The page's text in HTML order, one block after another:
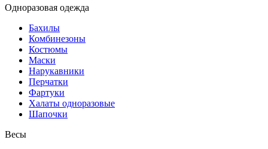
Одноразовая одежда
Бахилы
Комбинезоны
Костюмы
Маски
Нарукавники
Перчатки
Фартуки
Халаты одноразовые
Шапочки
Весы